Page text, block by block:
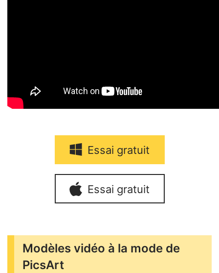
Essai gratuit
Essai gratuit
Modèles vidéo à la mode de
PicsArt